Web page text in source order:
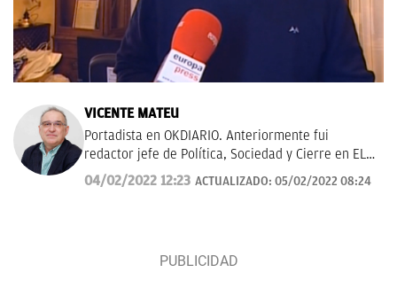
VICENTE MATEU
Portadista en OKDIARIO. Anteriormente fui
redactor jefe de Política, Sociedad y Cierre en EL
MUNDO; asesor del Gabinete de la vicepresidenta
del Gobierno y ministra de la Presidencia y
04/02/2022 12:23 ACTUALIZADO: 05/02/2022 08:24